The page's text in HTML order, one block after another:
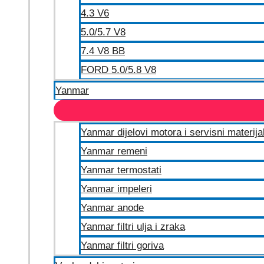
4.3 V6
5.0/5.7 V8
7.4 V8 BB
FORD 5.0/5.8 V8
Yanmar
Yanmar dijelovi motora i servisni
Yanmar remeni
Yanmar termostati
Yanmar impeleri
Yanmar anode
Yanmar filtri ulja i zraka
Yanmar filtri goriva